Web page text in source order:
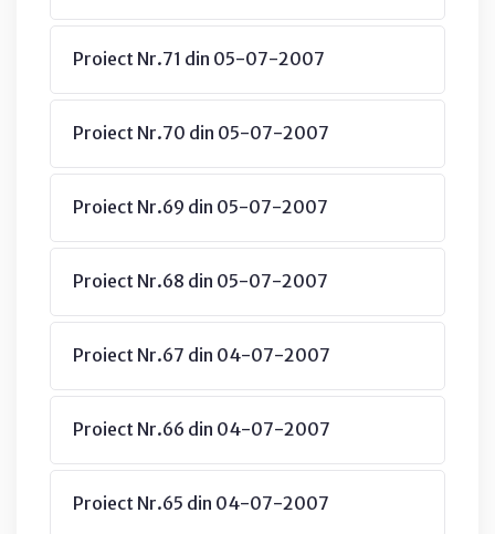
Proiect Nr.71 din 05-07-2007
Proiect Nr.70 din 05-07-2007
Proiect Nr.69 din 05-07-2007
Proiect Nr.68 din 05-07-2007
Proiect Nr.67 din 04-07-2007
Proiect Nr.66 din 04-07-2007
Proiect Nr.65 din 04-07-2007